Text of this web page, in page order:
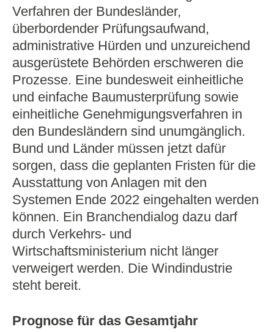
Verfahren der Bundesländer,
überbordender Prüfungsaufwand,
administrative Hürden und unzureichend
ausgerüstete Behörden erschweren die
Prozesse. Eine bundesweit einheitliche
und einfache Baumusterprüfung sowie
einheitliche Genehmigungsverfahren in
den Bundesländern sind unumgänglich.
Bund und Länder müssen jetzt dafür
sorgen, dass die geplanten Fristen für die
Ausstattung von Anlagen mit den
Systemen Ende 2022 eingehalten werden
können. Ein Branchendialog dazu darf
durch Verkehrs- und
Wirtschaftsministerium nicht länger
verweigert werden. Die Windindustrie
steht bereit.
Prognose für das Gesamtjahr